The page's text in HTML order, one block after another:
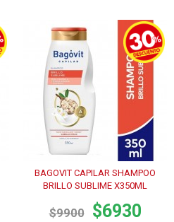
BAGOVIT CAPILAR SHAMPOO
BRILLO SUBLIME X350ML
$9900 $6930